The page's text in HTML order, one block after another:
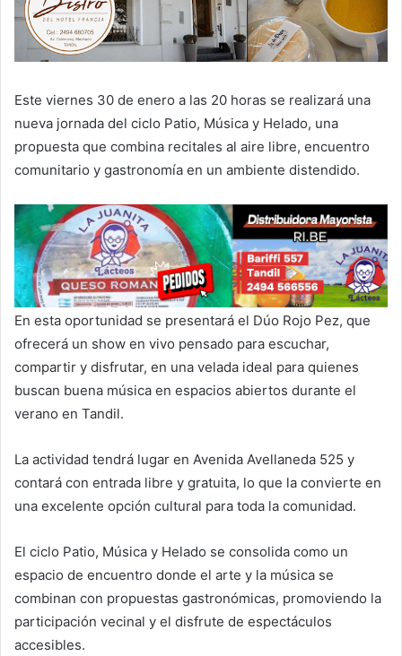
Este viernes 30 de enero a las 20 horas se realizará una
nueva jornada del ciclo Patio, Música y Helado, una
propuesta que combina recitales al aire libre, encuentro
comunitario y gastronomía en un ambiente distendido.
En esta oportunidad se presentará el Dúo Rojo Pez, que
ofrecerá un show en vivo pensado para escuchar,
compartir y disfrutar, en una velada ideal para quienes
buscan buena música en espacios abiertos durante el
verano en Tandil.
La actividad tendrá lugar en Avenida Avellaneda 525 y
contará con entrada libre y gratuita, lo que la convierte en
una excelente opción cultural para toda la comunidad.
El ciclo Patio, Música y Helado se consolida como un
espacio de encuentro donde el arte y la música se
combinan con propuestas gastronómicas, promoviendo la
participación vecinal y el disfrute de espectáculos
accesibles.